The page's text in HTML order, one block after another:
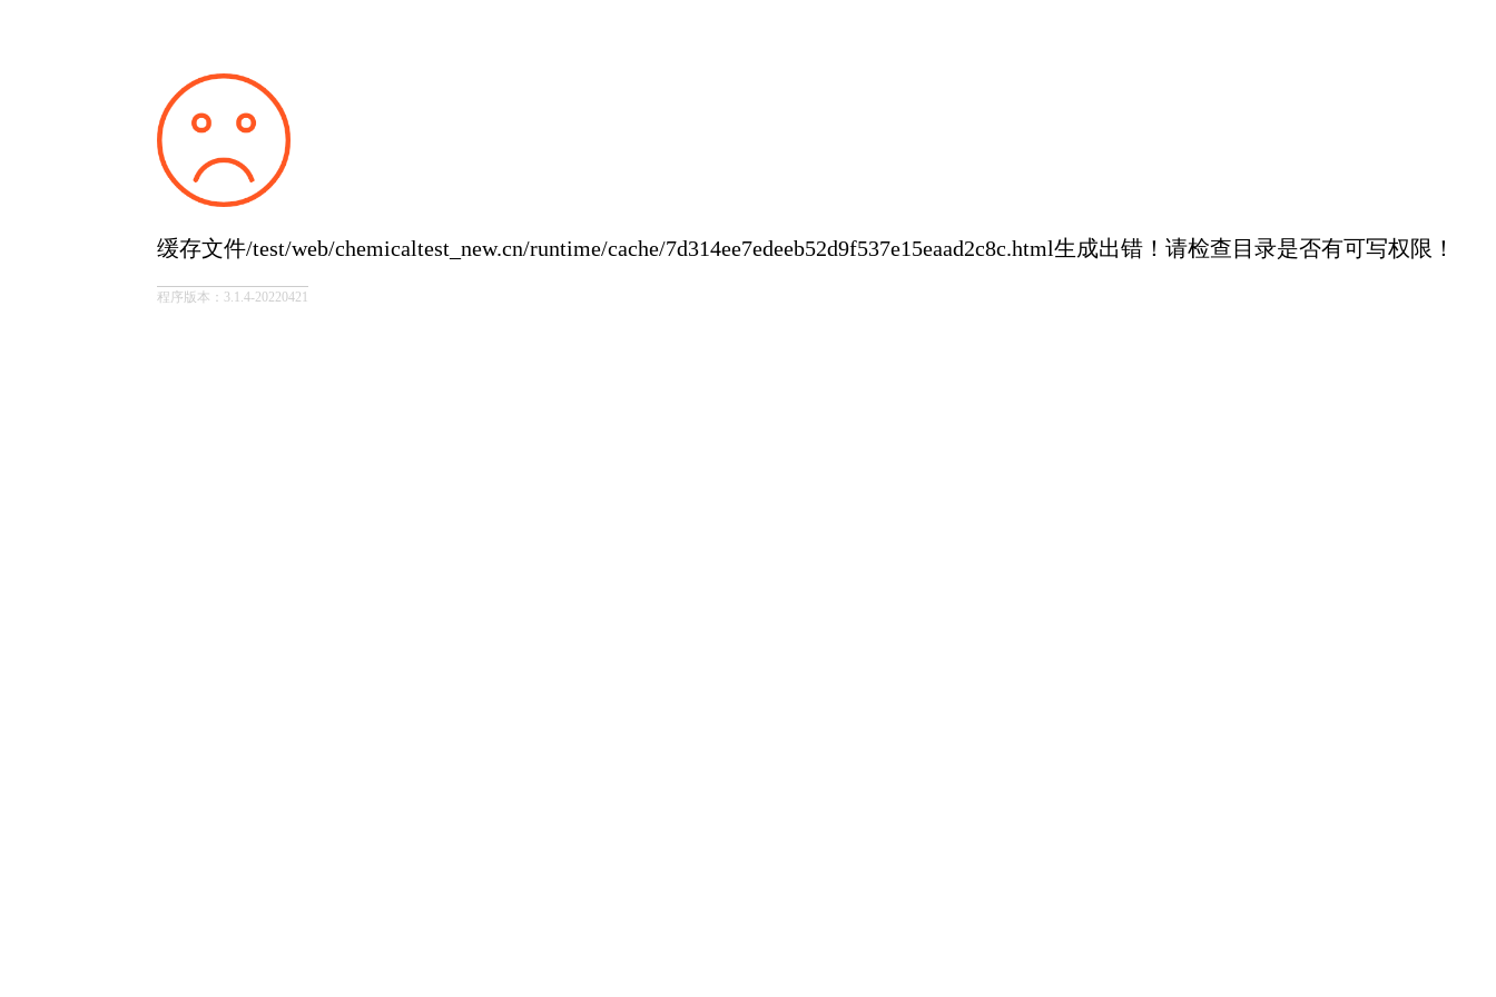
缓存文件/test/web/chemicaltest_new.cn/runtime/cache/7d314ee7edeeb52d9f537e15eaad2c8c.html生成出错！请检查目录是否有可写权限！
程序版本：3.1.4-20220421